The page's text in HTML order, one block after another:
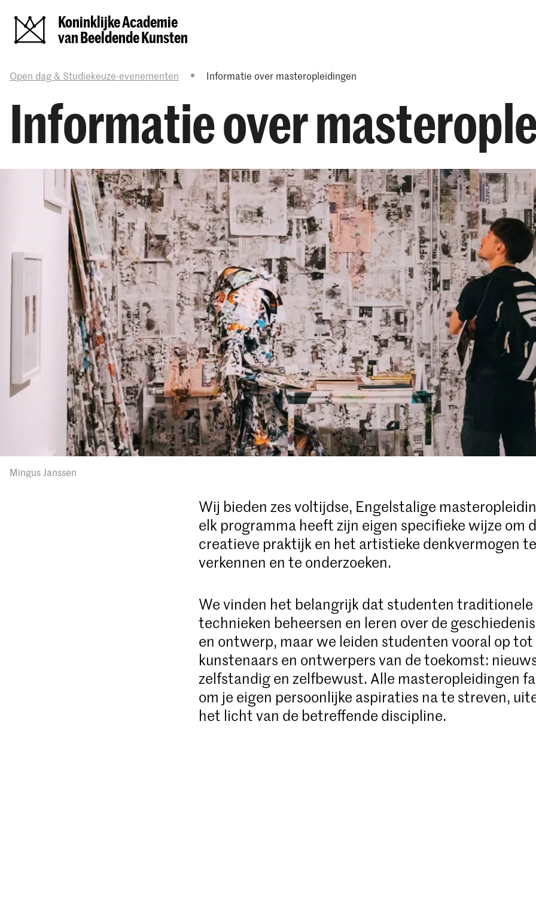
Koninklijke Academie
van Beeldende Kunsten
Open dag & Studiekeuze-evenementen Informatie over masteropleidingen
Informatie over
Mingus Janssen
Wij bieden zes voltijdse, Engelstalige
elk programma heeft zijn eigen specifieke wijze om
creatieve praktijk en het artistieke denkvermogen te
verkennen en te onderzoeken.
We vinden het belangrijk dat studenten traditionele
technieken beheersen en leren over de
en ontwerp, maar we leiden studenten vooral op tot
kunstenaars en ontwerpers van de toekomst:
zelfstandig en zelfbewust. Alle masteropleidingen
om je eigen persoonlijke aspiraties na te streven,
het licht van de betreffende discipline.